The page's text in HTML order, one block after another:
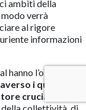
ambiti della
modo verrà
al rigore
informazioni
hanno l’obiettivo
i quali la
cruciale per la